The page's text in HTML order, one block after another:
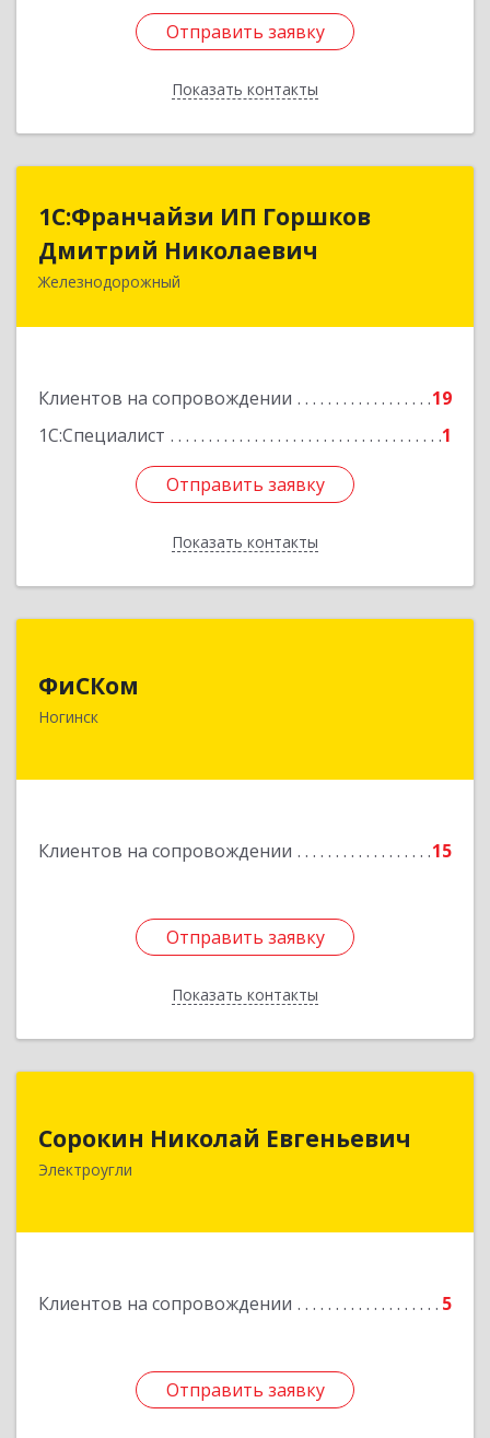
Отправить заявку
Показать контакты
Отправить заявку
Назад
1С:Франчайзи ИП Горшков
Дмитрий Николаевич
Железнодорожный
Клиентов на сопровождении
19
1С:Специалист
1
Отправить заявку
Показать контакты
1С:Франчайзи ИП Горшков
Дмитрий Николаевич
143980, Московская обл, Железнодорожный г,
Отправить заявку
Назад
ФиСКом
Ногинск
Клиентов на сопровождении 15
Отправить заявку
Показать контакты
Подробнее
Отправить заявку
Назад
Сорокин Николай Евгеньевич
Электроугли
Клиентов на сопровождении 5
Отправить заявку
Отправить заявку